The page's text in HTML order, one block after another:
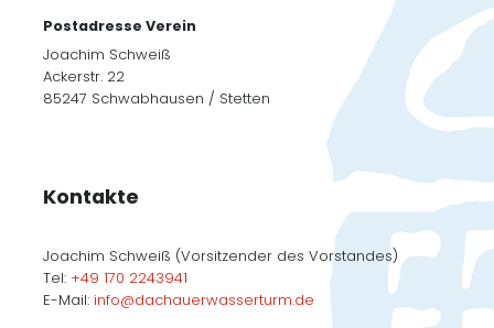
Postadresse Verein
Joachim Schweiß
Ackerstr. 22
85247 Schwabhausen / Stetten
Kontakte
Joachim Schweiß (Vorsitzender des Vorstandes)
Tel: +49 170 2243941
E-Mail: info@dachauerwasserturm.de